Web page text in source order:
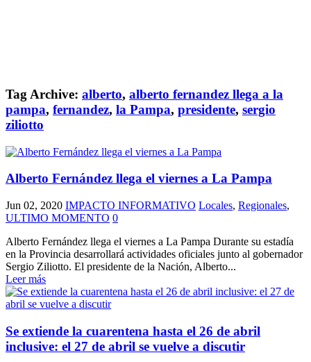
Tag Archive: alberto, alberto fernandez llega a la
pampa, fernandez, la Pampa, presidente, sergio
ziliotto
Alberto Fernández llega el viernes a La Pampa
Jun 02, 2020 IMPACTO INFORMATIVO Locales, Regionales,
ULTIMO MOMENTO 0
Alberto Fernández llega el viernes a La Pampa Durante su estadía
en la Provincia desarrollará actividades oficiales junto al gobernador
Sergio Ziliotto. El presidente de la Nación, Alberto...
Leer más
Se extiende la cuarentena hasta el 26 de abril
inclusive: el 27 de abril se vuelve a discutir